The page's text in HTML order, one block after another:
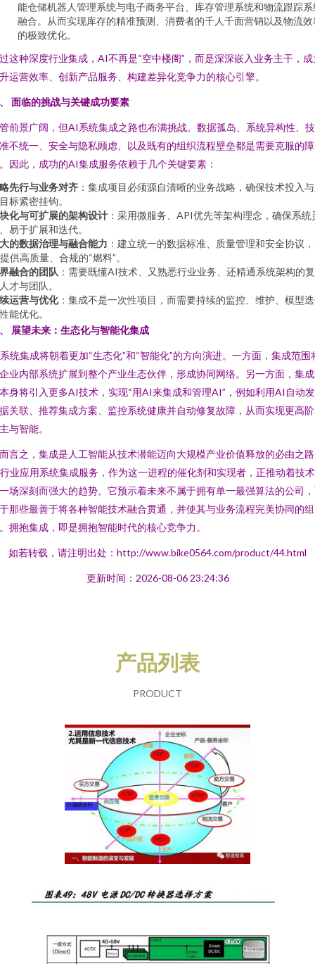
能仓储机器人管理系统与电子商务平台、库存管理系统和物流跟踪系
融合。从而实现库存的精准预测、消费者的千人千面营销以及物流效
的极致优化。
这种深度行业集成，AI不再是“空中楼阁”，而是深深嵌入业务主干，成
运营效率、创新产品服务、构建差异化竞争力的核心引擎。
面临的挑战与关键成功要素
前景广阔，但AI系统集成之路也布满挑战。数据孤岛、系统异构性、
不统一、安全与隐私顾虑、以及既有的组织流程壁垒都是需要克服的障
因此，成功的AI集成服务依赖于几个关键要素：
先行与业务对齐 ：集成项目必须源自清晰的业务战略，确保技术投入
标紧密挂钩。
化与可扩展的架构设计 ：采用微服务、API优先等架构理念，确保系统
易于扩展和迭代。
的数据治理与融合能力 ：建立统一的数据标准、质量管理和安全协议
供高质量、合规的“燃料”。
融合的团队 ：需要既懂AI技术、又熟悉行业业务、还精通系统架构的
才与团队。
运营与优化：集成不是一次性项目，而需要持续的监控、维护、模型
能优化。
展望未来：生态化与智能化集成
统集成将朝着更加“生态化”和“智能化”的方向演进。一方面，集成范围
业内部系统扩展到整个产业生态伙伴，形成协同网络。另一方面，集
身将引入更多AI技术，实现“用AI来集成和管理AI”，例如利用AI自动
关联、推荐集成方案、监控系统健康并自动修复故障，从而实现更高
与智能。
言之，集成是人工智能从技术潜能迈向大规模产业价值释放的必由之
业应用系统集成服务，作为这一进程的催化剂和实现者，正推动着技
场深刻而强大的趋势。它预示着未来不属于拥有单一最强算法的公司
那些最善于将各种智能技术融合贯通，并使其与业务流程完美协同的组
拥抱集成，即是拥抱智能时代的核心竞争力。
如若转载，请注明出处：http://www.bike0564.com/product/44.html
更新时间：2026-08-06 23:24:36
产品列表
PRODUCT